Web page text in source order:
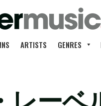
ARTISTS GENRES